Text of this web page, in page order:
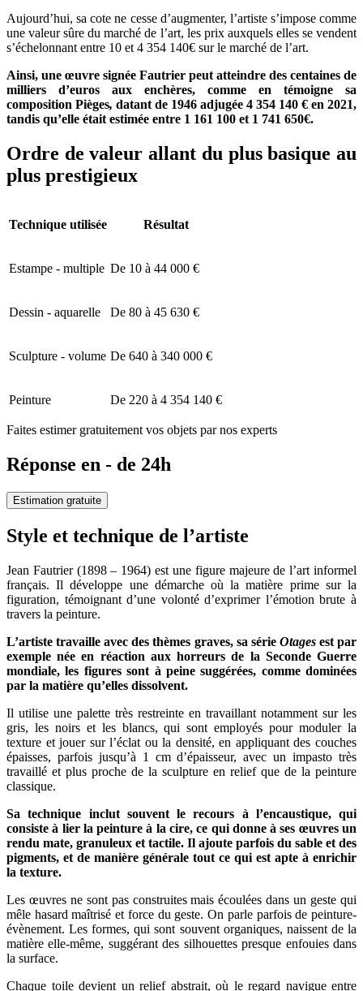
Aujourd’hui, sa cote ne cesse d’augmenter, l’artiste s’impose comme
une valeur sûre du marché de l’art, les prix auxquels elles se vendent
s’échelonnant entre 10 et 4 354 140€ sur le marché de l’art.
Ainsi, une œuvre signée Fautrier peut atteindre des centaines de
milliers d’euros aux enchères, comme en témoigne sa
composition Pièges, datant de 1946 adjugée 4 354 140 € en 2021,
tandis qu’elle était estimée entre 1 161 100 et 1 741 650€.
Ordre de valeur allant du plus basique au
plus prestigieux
Technique utilisée Résultat
Estampe - multiple De 10 à 44 000 €
Dessin - aquarelle De 80 à 45 630 €
Sculpture - volume De 640 à 340 000 €
Peinture De 220 à 4 354 140 €
Faites estimer gratuitement vos objets par nos experts
Réponse en - de 24h
Estimation gratuite
Style et technique de l’artiste
Jean Fautrier (1898 – 1964) est une figure majeure de l’art informel
français. Il développe une démarche où la matière prime sur la
figuration, témoignant d’une volonté d’exprimer l’émotion brute à
travers la peinture.
L’artiste travaille avec des thèmes graves, sa série Otagesest par
exemple née en réaction aux horreurs de la Seconde Guerre
mondiale, les figures sont à peine suggérées, comme dominées
par la matière qu’elles dissolvent.
Il utilise une palette très restreinte en travaillant notamment sur les
gris, les noirs et les blancs, qui sont employés pour moduler la
texture et jouer sur l’éclat ou la densité, en appliquant des couches
épaisses, parfois jusqu’à 1 cm d’épaisseur, avec un impasto très
travaillé et plus proche de la sculpture en relief que de la peinture
classique.
Sa technique inclut souvent le recours à l’encaustique, qui
consiste à lier la peinture à la cire, ce qui donne à ses œuvres un
rendu mate, granuleux et tactile. Il ajoute parfois du sable et des
pigments, et de manière générale tout ce qui est apte à enrichir
la texture.
Les œuvres ne sont pas construites mais écoulées dans un geste qui
mêle hasard maîtrisé et force du geste. On parle parfois de peinture-
évènement. Les formes, qui sont souvent organiques, naissent de la
matière elle-même, suggérant des silhouettes presque enfouies dans
la surface.
Chaque toile devient un relief abstrait, où le regard navigue entre